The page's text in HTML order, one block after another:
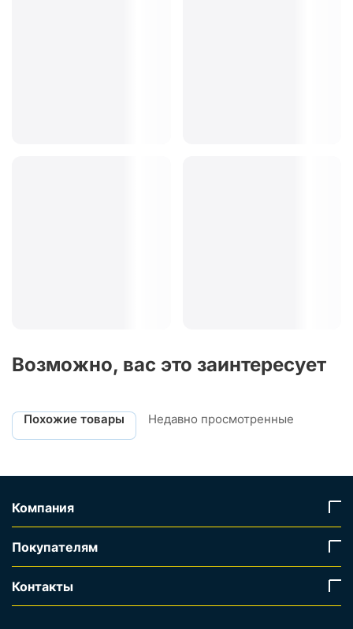
Возможно, вас это заинтересует
Похожие товары Недавно просмотренные
Компания
Покупателям
Контакты